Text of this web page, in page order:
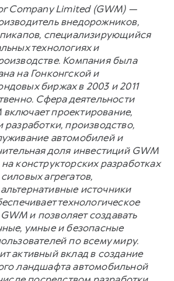
Company Limited (GWM) —
внедорожников,
специализирующийся
технологиях и
Компания была
на Гонконгской и
биржах в 2003 и 2011
Сфера деятельности
проектирование,
разработки, производство,
автомобилей и
доля инвестиций GWM
конструкторских разработках
агрегатов,
источники
технологическое
и позволяет создавать
умные и безопасные
по всему миру.
активный вклад в создание
ландшафта автомобильной